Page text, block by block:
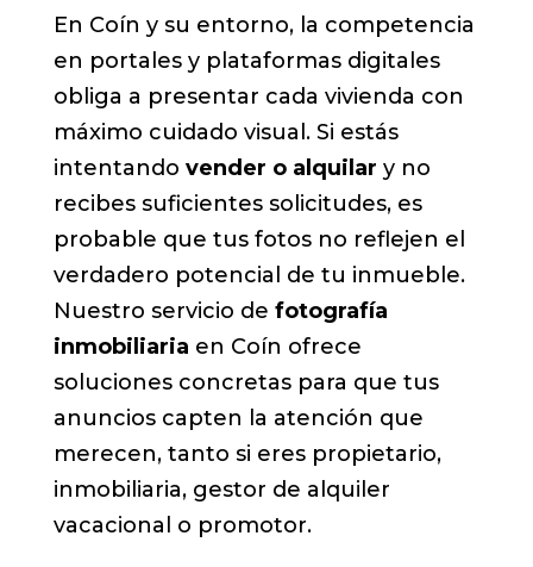
En Coín y su entorno, la competencia
en portales y plataformas digitales
obliga a presentar cada vivienda con
máximo cuidado visual. Si estás
intentando vender o alquilar y no
recibes suficientes solicitudes, es
probable que tus fotos no reflejen el
verdadero potencial de tu inmueble.
Nuestro servicio de fotografía
inmobiliaria en Coín ofrece
soluciones concretas para que tus
anuncios capten la atención que
merecen, tanto si eres propietario,
inmobiliaria, gestor de alquiler
vacacional o promotor.